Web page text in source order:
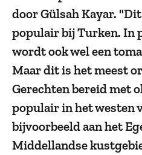
door Gülsah Kayar.
populair bij Turken. In
wordt ook wel een
Maar dit is het meest
Gerechten bereid met
populair in het westen
bijvoorbeeld aan het
Middellandse